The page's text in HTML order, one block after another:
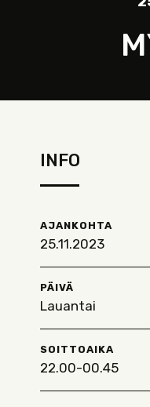
INFO
AJANKOHTA
25.11.2023
PÄIVÄ
Lauantai
SOITTOAIKA
22.00-00.45